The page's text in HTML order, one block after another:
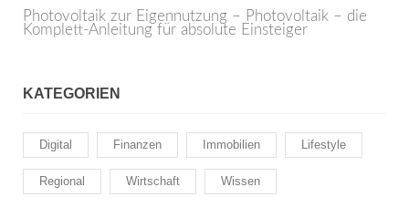
Photovoltaik zur Eigennutzung – Photovoltaik – die
Komplett-Anleitung für absolute Einsteiger
KATEGORIEN
Digital Finanzen Immobilien Lifestyle
Regional Wirtschaft Wissen